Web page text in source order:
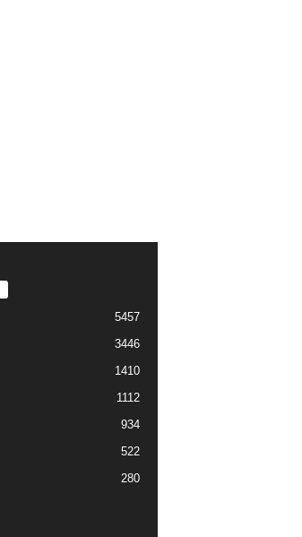
5457
3446
1410
1112
934
522
280